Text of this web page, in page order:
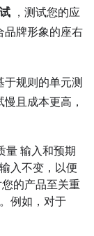
，测试您的应
品牌形象的座右
规则的单元测
且成本更高，
量 输入和预期
入不变，以便
的产品至关重
例如，对于